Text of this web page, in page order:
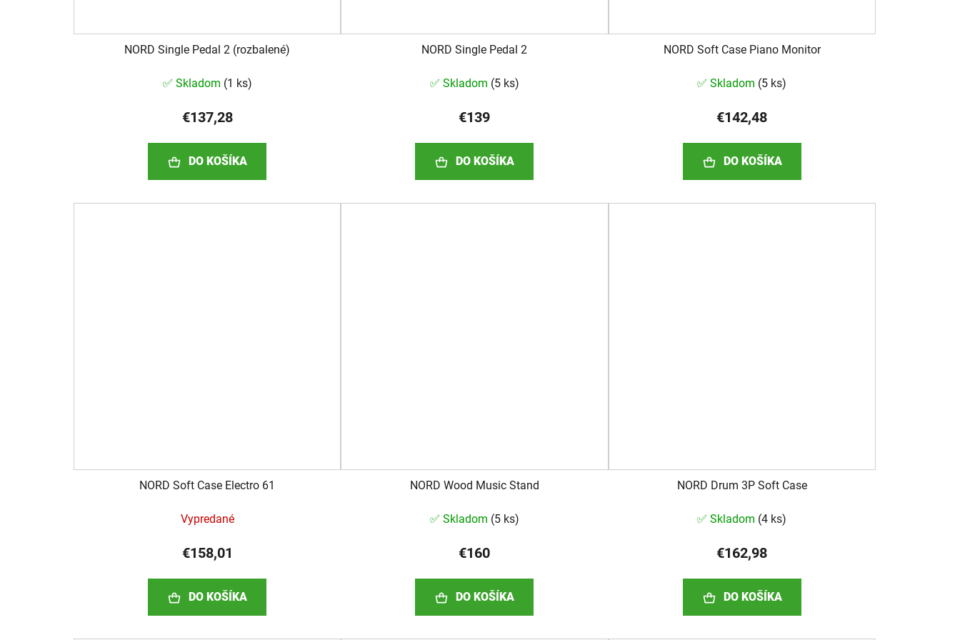
NORD Single Pedal 2 (rozbalené)
✅ Skladom (1 ks)
€137,28
DO KOŠÍKA
NORD Single Pedal 2
✅ Skladom (5 ks)
€139
DO KOŠÍKA
NORD Soft Case Piano Monitor
✅ Skladom (5 ks)
€142,48
DO KOŠÍKA
NORD Soft Case Electro 61
Vypredané
€158,01
DO KOŠÍKA
NORD Wood Music Stand
✅ Skladom (5 ks)
€160
DO KOŠÍKA
NORD Drum 3P Soft Case
✅ Skladom (4 ks)
€162,98
DO KOŠÍKA